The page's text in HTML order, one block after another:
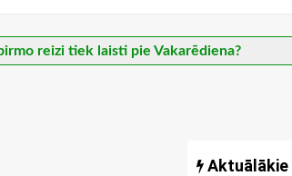
reizi tiek laisti pie Vakarēdiena?
Aktuālākie